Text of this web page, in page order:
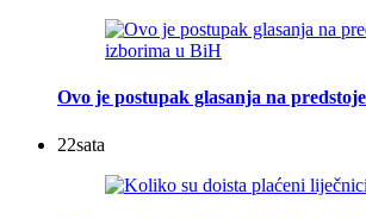
Ovo je postupak glasanja na
22sata